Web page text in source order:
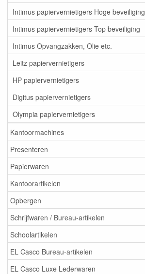
Intimus papiervernietigers Hoge beveiliging
Intimus papiervernietigers Top beveiliging
Intimus Opvangzakken, Olie etc.
Leitz papiervernietigers
HP papiervernietigers
Digitus papiervernietigers
Olympia papiervernietigers
Kantoormachines
Presenteren
Papierwaren
Kantoorartikelen
Opbergen
Schrijfwaren / Bureau-artikelen
Schoolartikelen
EL Casco Bureau-artikelen
EL Casco Luxe Lederwaren